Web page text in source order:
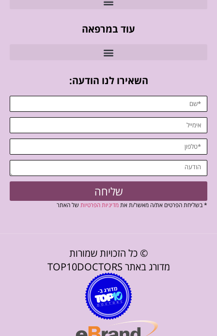
עוד במרפאה
השאירו לנו הודעה:
שליחה
* בשליחת הפרטים את/ה מאשר/ת אתמדיניות הפרטיות של האתר
© כל הזכויות שמורות
מדורג באתר TOP10DOCTORS